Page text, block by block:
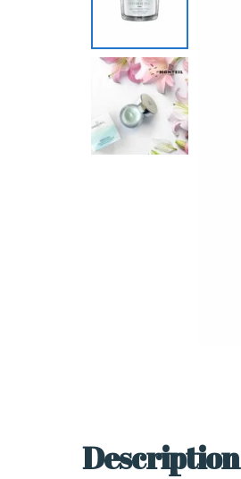
Description